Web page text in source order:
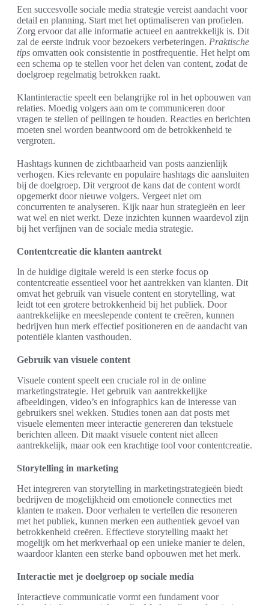
Een succesvolle sociale media strategie vereist aandacht voor
detail en planning. Start met het optimaliseren van profielen.
Zorg ervoor dat alle informatie actueel en aantrekkelijk is. Dit
zal de eerste indruk voor bezoekers verbeteringen. Praktische
tips omvatten ook consistentie in postfrequentie. Het helpt om
een schema op te stellen voor het delen van content, zodat de
doelgroep regelmatig betrokken raakt.
Klantinteractie speelt een belangrijke rol in het opbouwen van
relaties. Moedig volgers aan om te communiceren door
vragen te stellen of peilingen te houden. Reacties en berichten
moeten snel worden beantwoord om de betrokkenheid te
vergroten.
Hashtags kunnen de zichtbaarheid van posts aanzienlijk
verhogen. Kies relevante en populaire hashtags die aansluiten
bij de doelgroep. Dit vergroot de kans dat de content wordt
opgemerkt door nieuwe volgers. Vergeet niet om
concurrenten te analyseren. Kijk naar hun strategieën en leer
wat wel en niet werkt. Deze inzichten kunnen waardevol zijn
bij het verfijnen van de sociale media strategie.
Contentcreatie die klanten aantrekt
In de huidige digitale wereld is een sterke focus op
contentcreatie essentieel voor het aantrekken van klanten. Dit
omvat het gebruik van visuele content en storytelling, wat
leidt tot een grotere betrokkenheid bij het publiek. Door
aantrekkelijke en meeslepende content te creëren, kunnen
bedrijven hun merk effectief positioneren en de aandacht van
potentiële klanten vasthouden.
Gebruik van visuele content
Visuele content speelt een cruciale rol in de online
marketingstrategie. Het gebruik van aantrekkelijke
afbeeldingen, video’s en infographics kan de interesse van
gebruikers snel wekken. Studies tonen aan dat posts met
visuele elementen meer interactie genereren dan tekstuele
berichten alleen. Dit maakt visuele content niet alleen
aantrekkelijk, maar ook een krachtige tool voor contentcreatie.
Storytelling in marketing
Het integreren van storytelling in marketingstrategieën biedt
bedrijven de mogelijkheid om emotionele connecties met
klanten te maken. Door verhalen te vertellen die resoneren
met het publiek, kunnen merken een authentiek gevoel van
betrokkenheid creëren. Effectieve storytelling maakt het
mogelijk om het merkverhaal op een unieke manier te delen,
waardoor klanten een sterke band opbouwen met het merk.
Interactie met je doelgroep op sociale media
Interactieve communicatie vormt een fundament voor